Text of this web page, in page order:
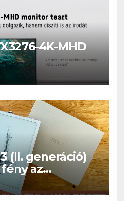
4K-MHD
(II. generáció)
az
könyvtár a